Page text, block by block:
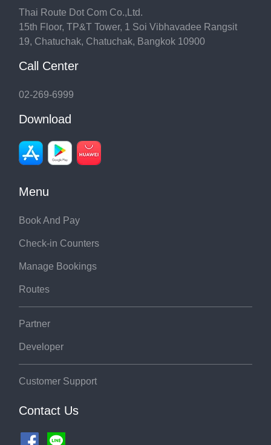
Thai Route Dot Com Co.,Ltd.
15th Floor, TP&T Tower, 1 Soi Vibhavadee Rangsit
19, Chatuchak, Chatuchak, Bangkok 10900
Call Center
02-269-6999
Download
Menu
Book And Pay
Check-in Counters
Manage Bookings
Routes
Partner
Developer
Customer Support
Contact Us